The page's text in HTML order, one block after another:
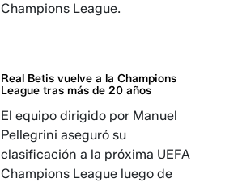
Champions League.
Real Betis vuelve a la Champions
League tras más de 20 años
El equipo dirigido por Manuel
Pellegrini aseguró su
clasificación a la próxima UEFA
Champions League luego de